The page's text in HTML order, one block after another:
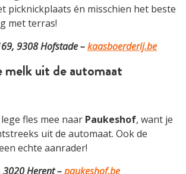
picknickplaats én misschien het beste
met terras!
9308 Hofstade –kaasboerderij.be
melk uit de automaat
fles mee naar Paukeshof, want je
uit de automaat. Ook de
echte aanrader!
Herent –paukeshof.be